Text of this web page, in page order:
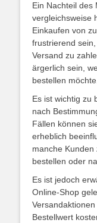
Ein Nachteil des
vergleichsweise
Einkaufen von
frustrierend
Versand zu
ärgerlich sein,
bestellen möchte.
Es ist wichtig zu
nach
Fällen können
erheblich
manche Kunden
bestellen oder
Es ist jedoch
Online-Shop
Bestellwert